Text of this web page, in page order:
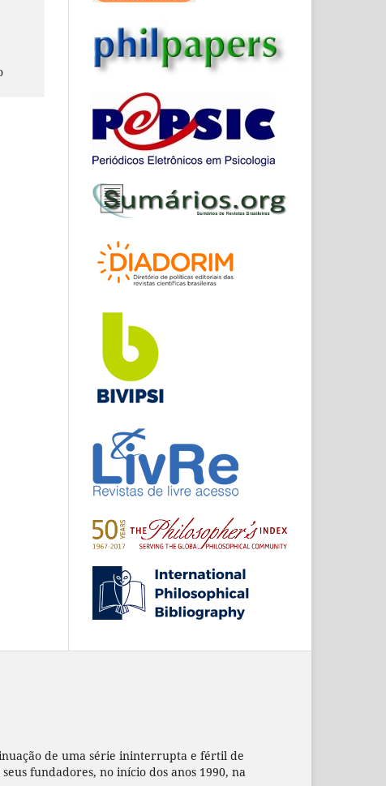
de uma série ininterrupta e fértil de
fundadores, no início dos anos 1990, na